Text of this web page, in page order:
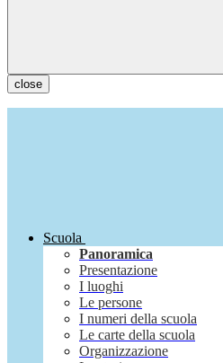
close
Scuola
Panoramica
Presentazione
I luoghi
Le persone
I numeri della scuola
Le carte della scuola
Organizzazione